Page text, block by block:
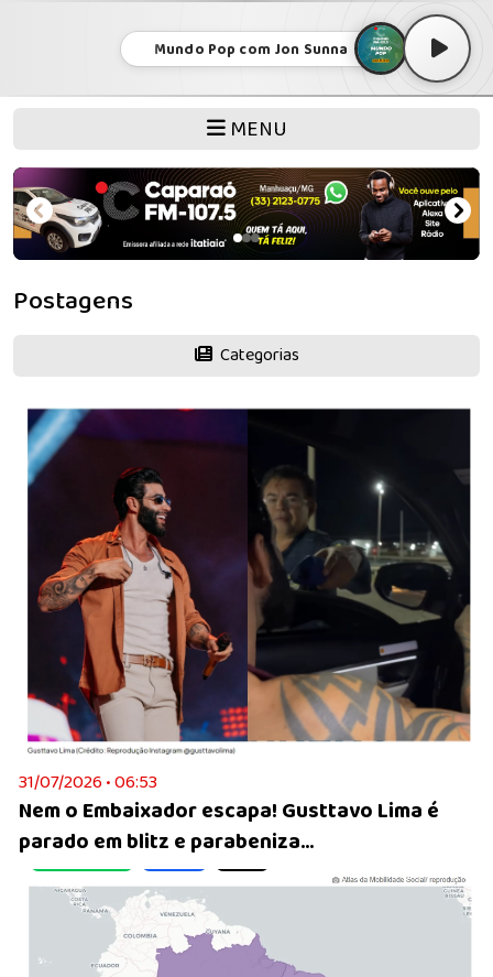
Mundo Pop com Jon Sunna
MENU
Postagens
Categorias
31/07/2026 • 06:53
Nem o Embaixador escapa! Gusttavo Lima é
parado em blitz e parabeniza...